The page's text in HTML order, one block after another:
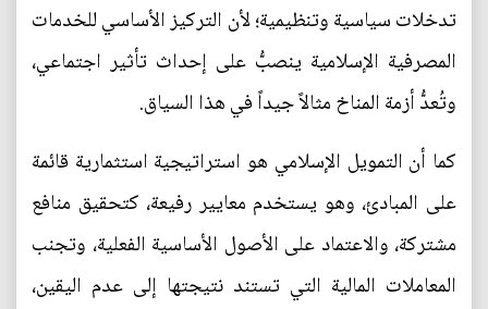
تدخلات سياسية وتنظيمية؛ لأن التركيز الأساسي للخدمات
المصرفية الإسلامية ينصبُّ على إحداث تأثير اجتماعي،
وتُعدُّ أزمة المناخ مثالاً جيداً في هذا السياق.
كما أن التمويل الإسلامي هو استراتيجية استثمارية قائمة
على المبادئ، وهو يستخدم معايير رفيعة، كتحقيق منافع
مشتركة، والاعتماد على الأصول الأساسية الفعلية، وتجنب
المعاملات المالية التي تستند نتيجتها إلى عدم اليقين،